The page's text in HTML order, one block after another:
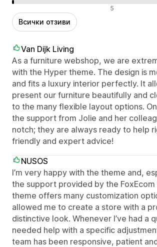
Отрицателни отзиви 5
Всички отзиви
Van Dijk Living
As a furniture webshop, we are
with the Hyper theme. The design is
and fits a luxury interior perfectly. It
present our furniture beautifully and
to the many flexible layout options.
the support from Jolie and her
notch; they are always ready to help
friendly and expert advice!
NUSOS
I’m very happy with the theme and,
the support provided by the FoxEcom
theme offers many customization
allowed me to create a store with a
distinctive look. Whenever I’ve had a
needed help with a specific
team has been responsive, patient